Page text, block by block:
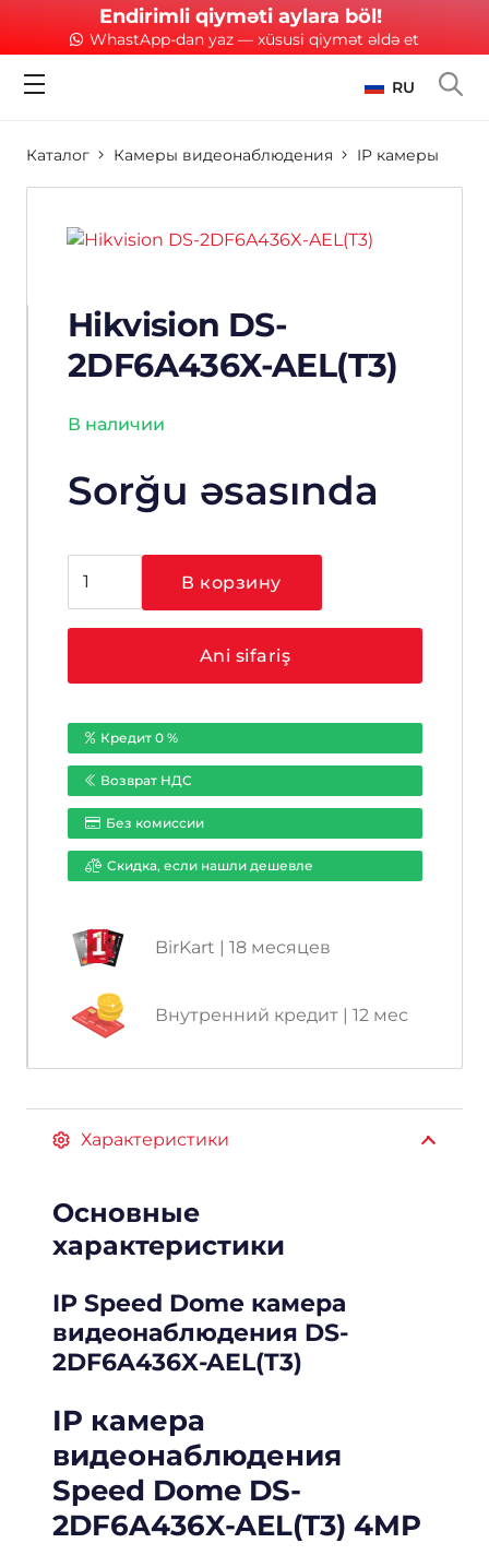
Endirimli qiyməti aylara böl!
WhastApp-dan yaz — xüsusi qiymət əldə et
RU
Каталог Камеры видеонаблюдения IP камеры
Hikvision DS-
2DF6A436X-AEL(T3)
В наличии
Sorğu əsasında
товара
В корзину
Ani sifariş
Кредит 0 %
Возврат НДС
Без комиссии
Cкидка, если нашли дешевле
BirKart | 18 месяцев
Внутренний кредит | 12 мес
Характеристики
Основные
характеристики
IP Speed Dome камера
видеонаблюдения DS-
2DF6A436X-AEL(T3)
IP камера
видеонаблюдения
Speed Dome DS-
2DF6A436X-AEL(T3) 4MP